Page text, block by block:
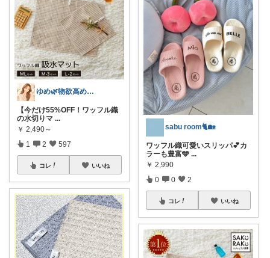
ゆめ🌿物欲高め沼落ちアラフォー
【今だけ55%OFF！ワッフル織
の水切りマ ...
￥ 2,490～
1 2 597
コレ いいね
sabu room🐈🏡
ワッフル織可愛いスリッパ💕カ
ラーも豊富🩵 ...
￥ 2,990
0 0 2
コレ いいね